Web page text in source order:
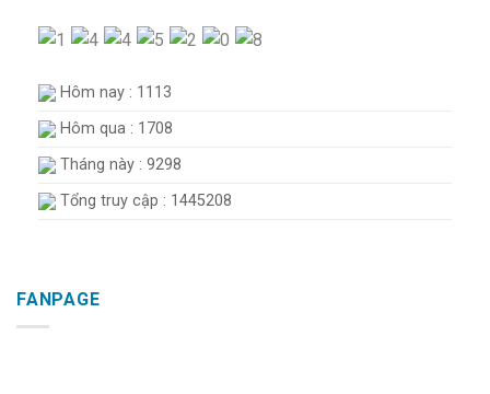
Hôm nay : 1113
Hôm qua : 1708
Tháng này : 9298
Tổng truy cập : 1445208
FANPAGE